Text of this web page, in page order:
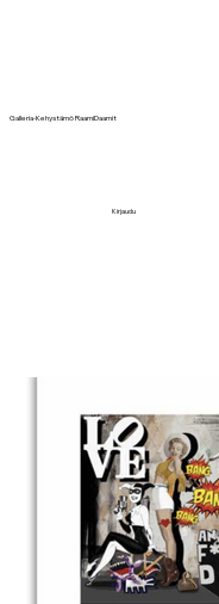
Galleria-Kehystämö RaamiDaamit
Kirjaudu